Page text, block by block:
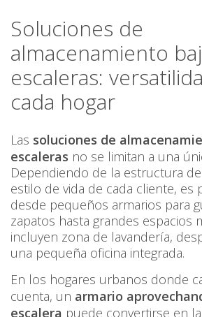
Soluciones de
almacenamiento
escaleras:
cada hogar
Las soluciones de
escaleras no se limitan a una
Dependiendo de la estructura
estilo de vida de cada cliente, es
desde pequeños armarios para
zapatos hasta grandes espacios
incluyen zona de lavandería,
una pequeña oficina integrada.
En los hogares urbanos donde
cuenta, un armario
escalera puede convertirse en